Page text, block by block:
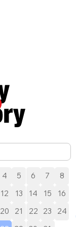
4 5 6 7
8
12 13 14 15
16
20 21 22 23
24